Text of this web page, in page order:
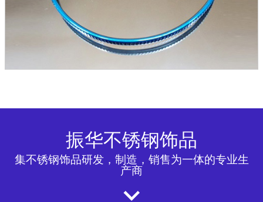
振华不锈钢饰品
集不锈钢饰品研发，制造，销售为一体的专业生
产商